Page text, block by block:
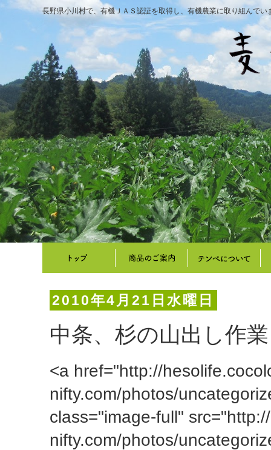
長野県小川村で、有機ＪＡＳ認証を取得し、有機農業に取り組んでい
2010年4月21日水曜日
中条、杉の山出し作業
<a href="http://
nifty.com/photos/
class="image-full"
nifty.com/photos/